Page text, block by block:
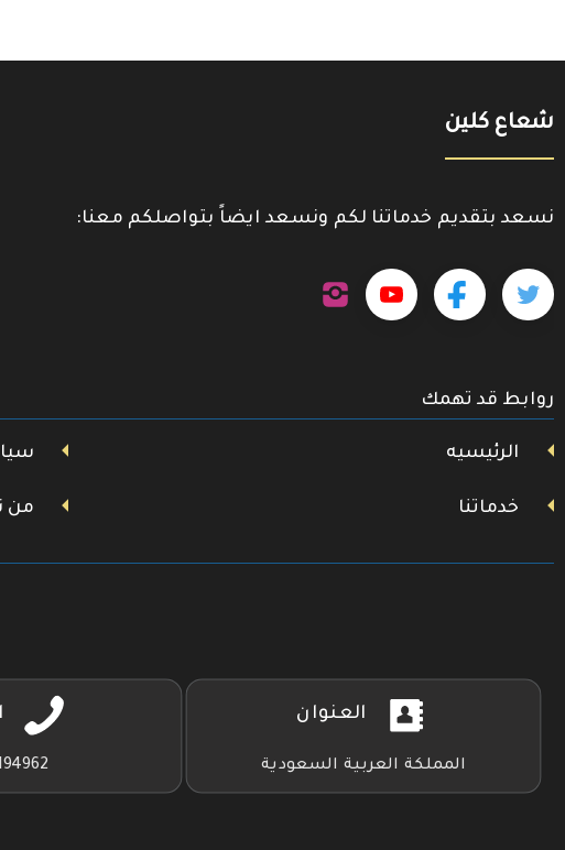
شعاع كلين
نسعد بتقديم خدماتنا لكم ونسعد ايضاً بتواصلكم معنا:
تابعنا
تويتر
تابعنا
فيسبوك
تابعنا
روابط قد تهمك
الرئيسيه
خدماتنا من
العنوان
المملكة العربية السعودية